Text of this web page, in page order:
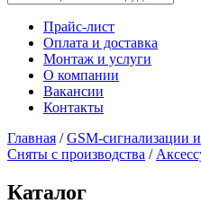
Прайс-лист
Оплата и доставка
Монтаж и услуги
О компании
Вакансии
Контакты
Главная /GSM-сигнализации
Сняты с производства /
Каталог